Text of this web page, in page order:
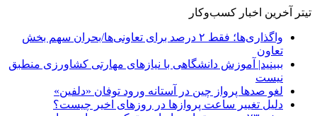
تیتر آخرین اخبار کسب‌وکار
واگذاری‌ها؛ فقط ۲ درصد برای تعاونی‌ها/بحران سهم بخش
تعاون
ببینید| آموزش دانشگاهی با نیازهای مهارتی کشاورزی منطبق
نیست
لغو صدها پرواز چین در آستانه ورود توفان «دلفین»
دلیل تغییر ساعت پروازها در روزهای اخیر چیست؟